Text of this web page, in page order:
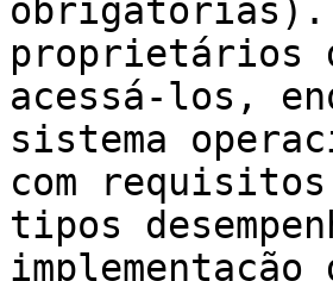
obrigatórias).
proprietários
acessá-los,
sistema
com
tipos